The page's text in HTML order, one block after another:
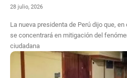
28 julio, 2026
La nueva presidenta de Perú dijo que,
se concentrará en mitigación del
ciudadana